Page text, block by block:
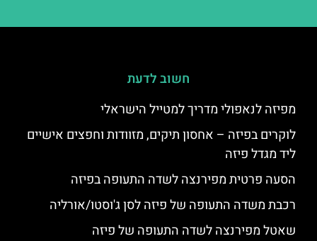
חשוב לדעת
מפיזה לנאפולי מדריך למטייל הישראלי
לוקרים בפיזה – אחסון תיקים, מזוודות וחפצים אישיים
ליד מגדל פיזה
הסעה פרטית מפירנצה לשדה התעופה בפיזה
רכבת משדה התעופה של פיזה לסן ג'וסטו/אורליה
שאטל מפירנצה לשדה התעופה של פיזה